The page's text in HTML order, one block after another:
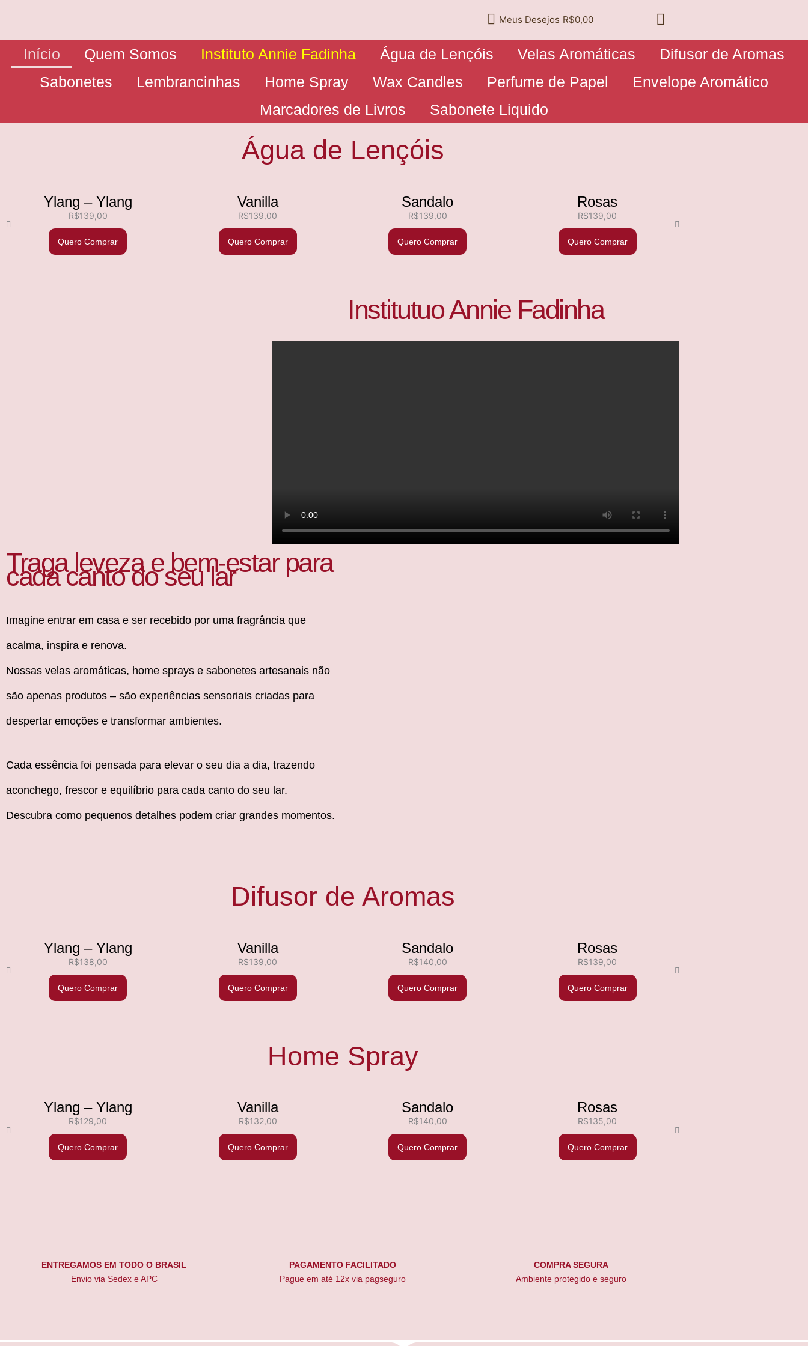
conteúdo
Meus Desejos R$0,00
Início Quem Somos Instituto Annie Fadinha Água de Lençóis Velas Aromáticas
Difusor de Aromas
Sabonetes
Lembrancinhas Home Spray Wax Candles Perfume de Papel
Envelope Aromático
Marcadores de Livros
Sabonete Liquido
Água de Lençóis
Ylang – Ylang
R$139,00
Quero Comprar
Vanilla
R$139,00
Quero Comprar
Sandalo
R$139,00
Quero Comprar
Rosas
R$139,00
Quero Comprar
Institutuo Annie Fadinha
Traga leveza e bem-estar para
cada canto do seu lar
Imagine entrar em casa e ser recebido por uma fragrância que
acalma, inspira e renova.
Nossas velas aromáticas, home sprays e sabonetes artesanais não
são apenas produtos – são experiências sensoriais criadas para
despertar emoções e transformar ambientes.
Cada essência foi pensada para elevar o seu dia a dia, trazendo
aconchego, frescor e equilíbrio para cada canto do seu lar.
Descubra como pequenos detalhes podem criar grandes momentos.
Difusor de Aromas
Ylang – Ylang
R$138,00
Quero Comprar
Vanilla
R$139,00
Quero Comprar
Sandalo
R$140,00
Quero Comprar
Rosas
R$139,00
Quero Comprar
Home Spray
Ylang – Ylang
R$129,00
Quero Comprar
Vanilla
R$132,00
Quero Comprar
Sandalo
R$140,00
Quero Comprar
Rosas
R$135,00
Quero Comprar
ENTREGAMOS EM TODO O BRASIL
Envio via Sedex e APC
PAGAMENTO FACILITADO
Pague em até 12x via pagseguro
COMPRA SEGURA
Ambiente protegido e seguro